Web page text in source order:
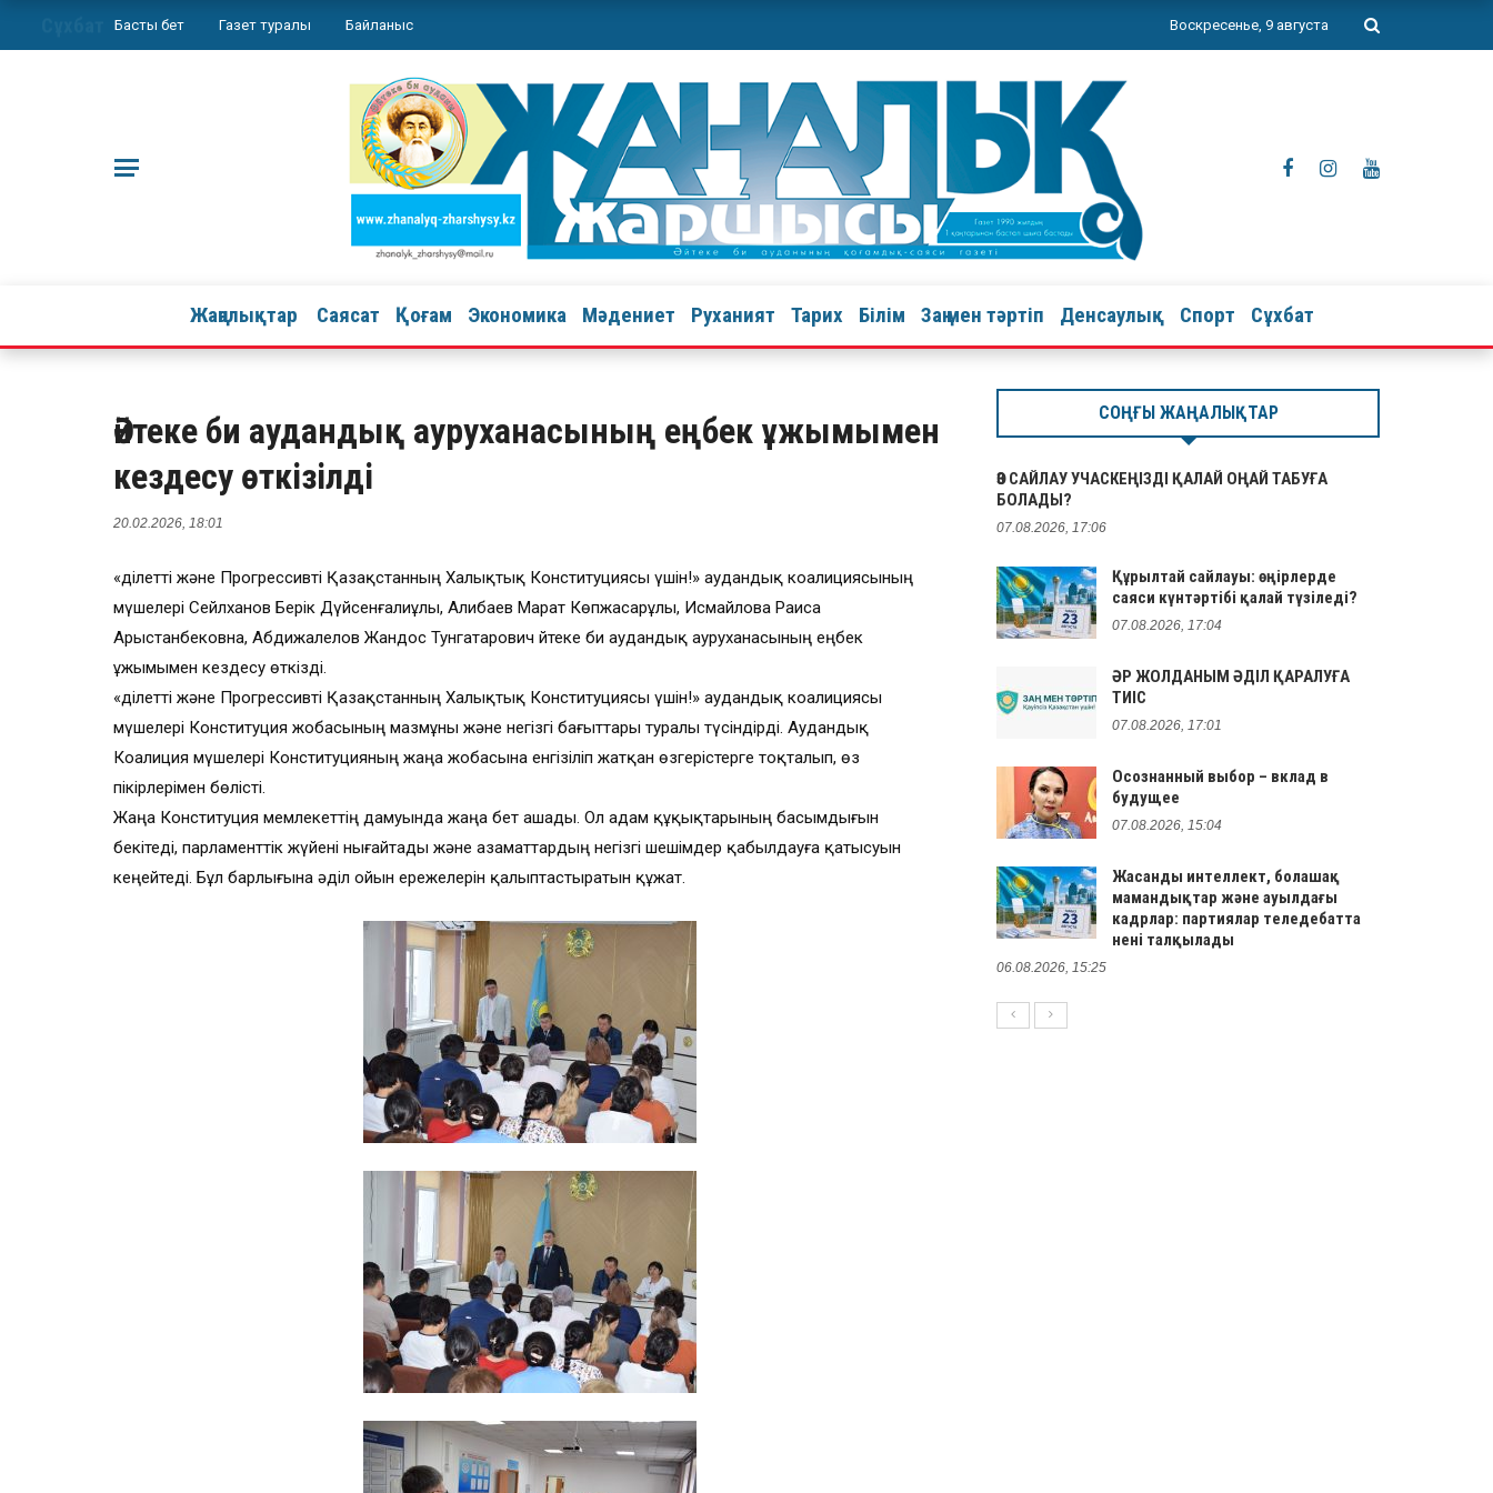
Басты бет Газет туралы Байланыс Воскресенье, 9 августа
Жаңалықтар Саясат Қоғам Экономика Мәдениет Руханият Тарих Білім Заң мен тәртіп Денсаулық Спорт Сұхбат
Әйтеке би аудандық ауруханасының еңбек ұжымымен
кездесу өткізілді
20.02.2026, 18:01
«Әділетті және Прогрессивті Қазақстанның Халықтық Конституциясы үшін!» аудандық коалициясының
мүшелері Сейлханов Берік Дүйсенғалиұлы, Алибаев Марат Көпжасарұлы, Исмайлова Раиса
Арыстанбековна, Абдижалелов Жандос Тунгатарович Әйтеке би аудандық ауруханасының еңбек
ұжымымен кездесу өткізді.
«Әділетті және Прогрессивті Қазақстанның Халықтық Конституциясы үшін!» аудандық коалициясы
мүшелері Конституция жобасының мазмұны және негізгі бағыттары туралы түсіндірді. Аудандық
Коалиция мүшелері Конституцияның жаңа жобасына енгізіліп жатқан өзгерістерге тоқталып, өз
пікірлерімен бөлісті.
Жаңа Конституция мемлекеттің дамуында жаңа бет ашады. Ол адам құқықтарының басымдығын
бекітеді, парламенттік жүйені нығайтады және азаматтардың негізгі шешімдер қабылдауға қатысуын
кеңейтеді. Бұл барлығына әділ ойын ережелерін қалыптастыратын құжат.
СОҢҒЫ ЖАҢАЛЫҚТАР
ӨЗ САЙЛАУ УЧАСКЕҢІЗДІ ҚАЛАЙ ОҢАЙ ТАБУҒА
БОЛАДЫ?
07.08.2026, 17:06
Құрылтай сайлауы: өңірлерде
саяси күнтәртібі қалай түзіледі?
07.08.2026, 17:04
ӘР ЖОЛДАНЫМ ӘДІЛ ҚАРАЛУҒА
ТИІС
07.08.2026, 17:01
Осознанный выбор – вклад в
будущее
07.08.2026, 15:04
Жасанды интеллект, болашақ
мамандықтар және ауылдағы
кадрлар: партиялар теледебатта
нені талқылады
06.08.2026, 15:25